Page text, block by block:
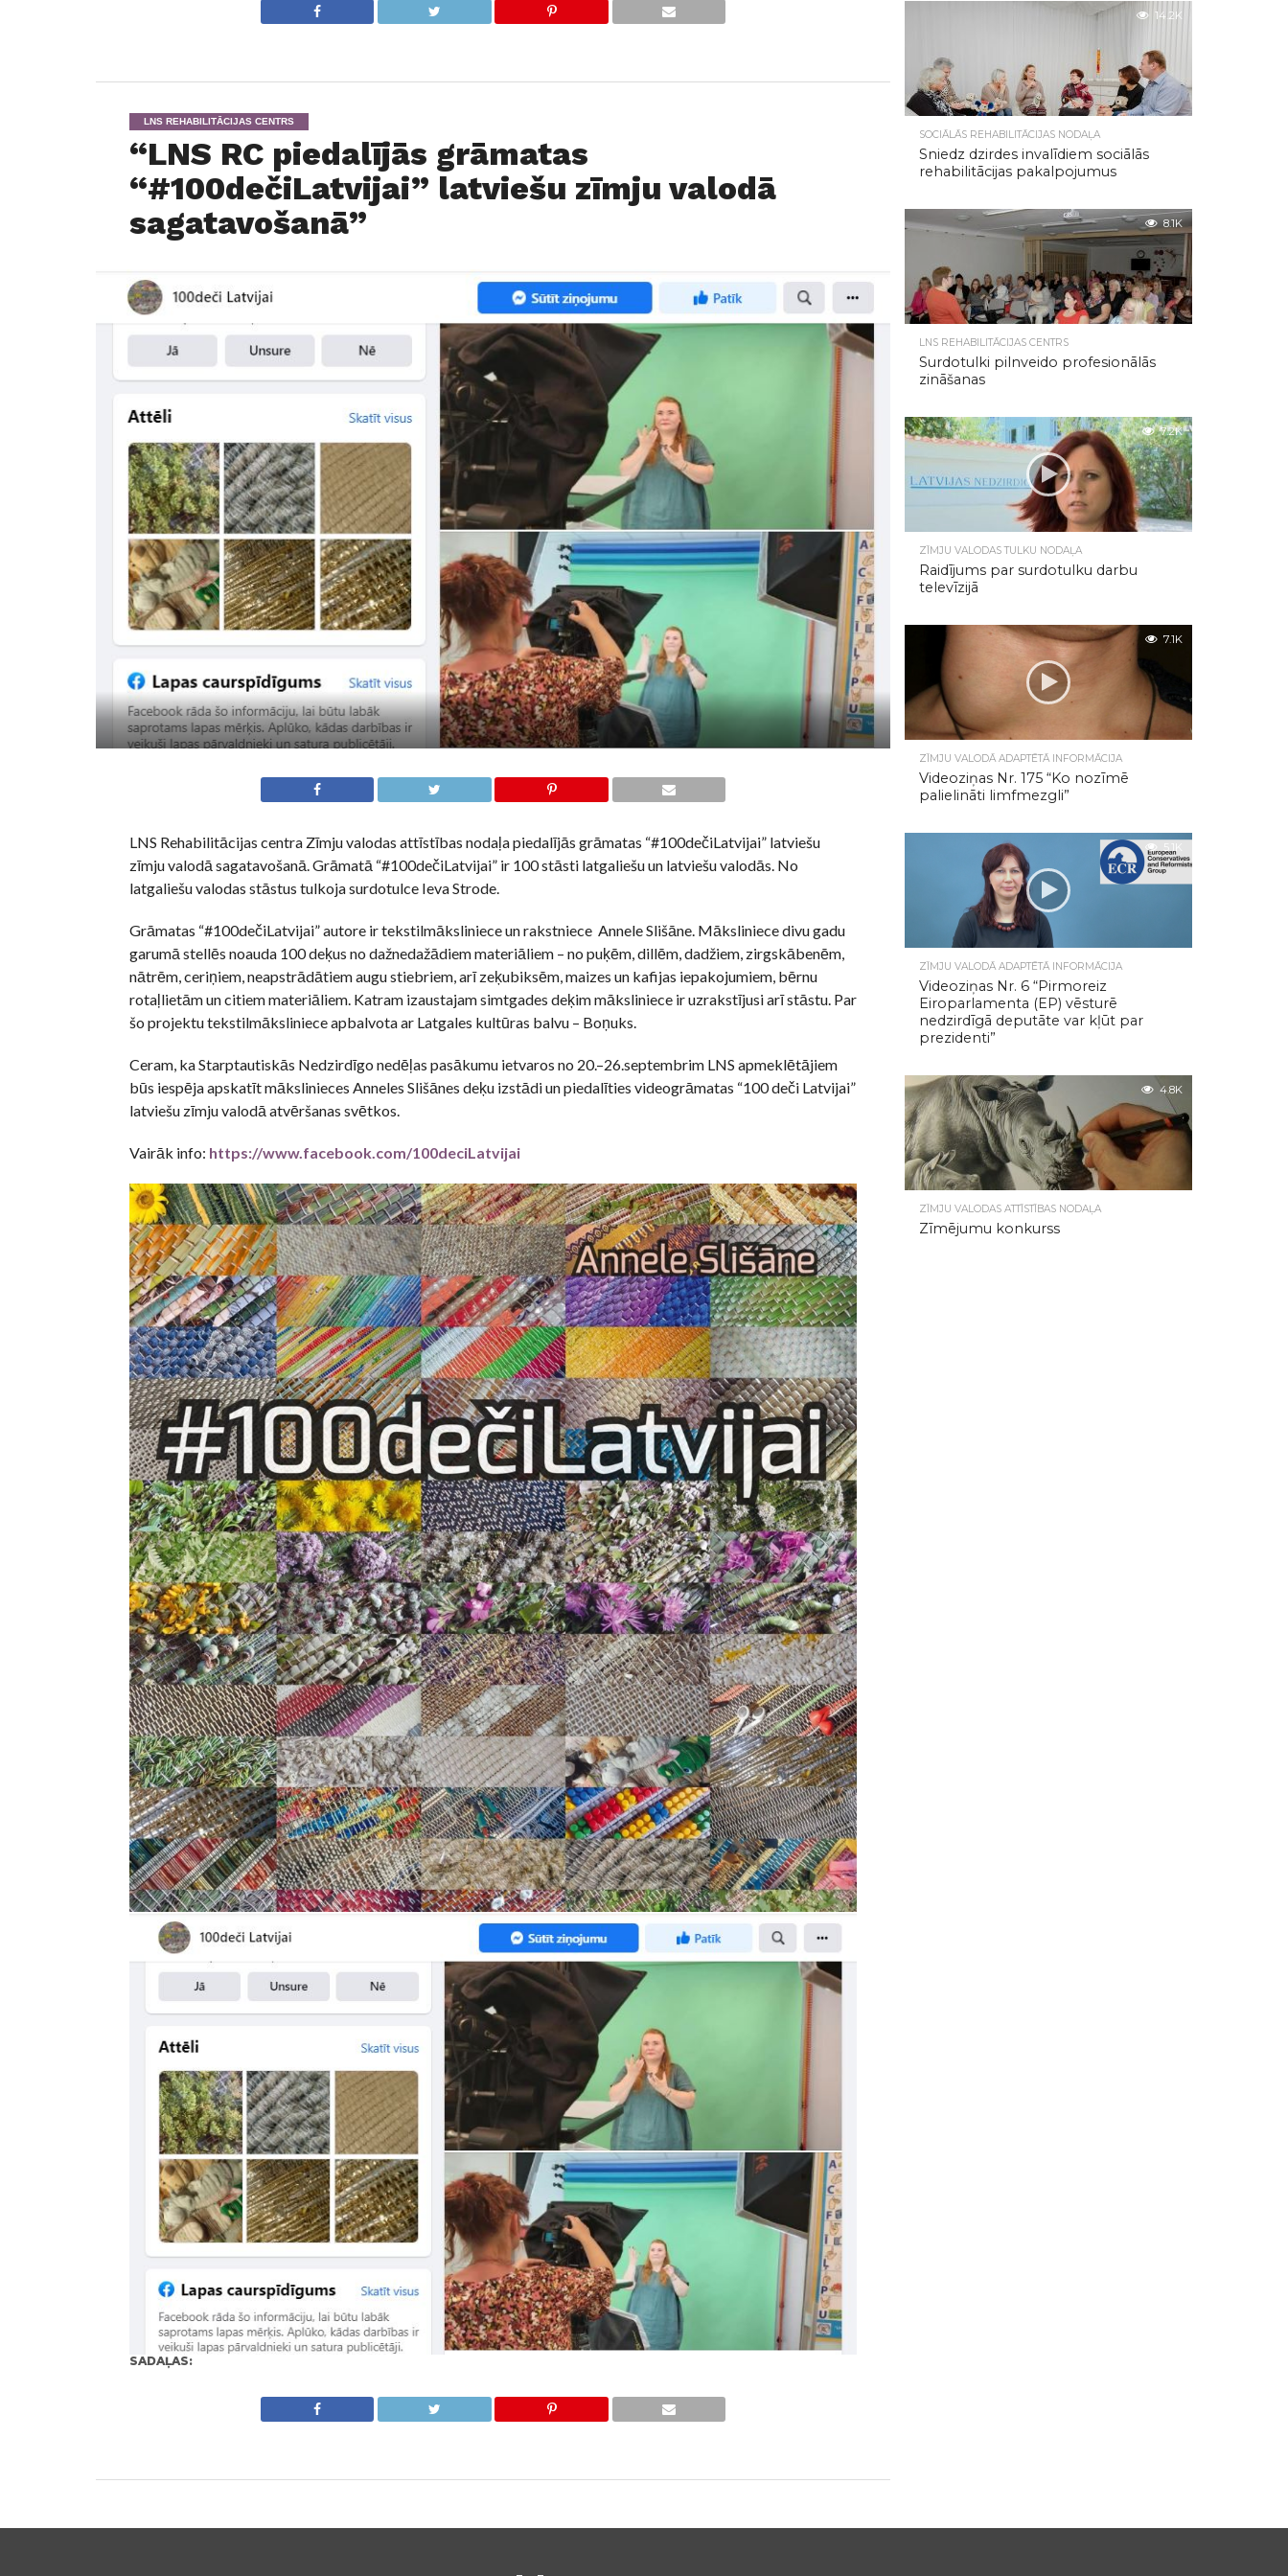
LNS REHABILITĀCIJAS CENTRS
“LNS RC piedalījās grāmatas
“#100dečiLatvijai” latviešu zīmju valodā
sagatavošanā”
LNS Rehabilitācijas centra Zīmju valodas attīstības nodaļa piedalījās grāmatas “#100dečiLatvijai” latviešu
zīmju valodā sagatavošanā. Grāmatā “#100dečiLatvijai” ir 100 stāsti latgaliešu un latviešu valodās. No
latgaliešu valodas stāstus tulkoja surdotulce Ieva Strode.
Grāmatas “#100dečiLatvijai” autore ir tekstilmāksliniece un rakstniece Annele Slišāne. Māksliniece divu gadu
garumā stellēs noauda 100 deķus no dažnedažādiem materiāliem – no puķēm, dillēm, dadžiem, zirgskābenēm,
nātrēm, ceriņiem, neapstrādātiem augu stiebriem, arī zeķubiksēm, maizes un kafijas iepakojumiem, bērnu
rotaļlietām un citiem materiāliem. Katram izaustajam simtgades deķim māksliniece ir uzrakstījusi arī stāstu. Par
šo projektu tekstilmāksliniece apbalvota ar Latgales kultūras balvu – Boņuks.
Ceram, ka Starptautiskās Nedzirdīgo nedēļas pasākumu ietvaros no 20.–26.septembrim LNS apmeklētājiem
būs iespēja apskatīt mākslinieces Anneles Slišānes deķu izstādi un piedalīties videogrāmatas “100 deči Latvijai”
latviešu zīmju valodā atvēršanas svētkos.
Vairāk info: https://www.facebook.com/100deciLatvijai
SADAĻAS:
14.2K
SOCIĀLĀS REHABILITĀCIJAS NODAĻA
Sniedz dzirdes invalīdiem sociālās
rehabilitācijas pakalpojumus
8.1K
LNS REHABILITĀCIJAS CENTRS
Surdotulki pilnveido profesionālās
zināšanas
7.2K
ZĪMJU VALODAS TULKU NODAĻA
Raidījums par surdotulku darbu
televīzijā
7.1K
ZĪMJU VALODĀ ADAPTĒTĀ INFORMĀCIJA
Videoziņas Nr. 175 “Ko nozīmē
palielināti limfmezgli”
5.1K
ZĪMJU VALODĀ ADAPTĒTĀ INFORMĀCIJA
Videoziņas Nr. 6 “Pirmoreiz
Eiroparlamenta (EP) vēsturē
nedzirdīgā deputāte var kļūt par
prezidenti”
4.8K
ZĪMJU VALODAS ATTĪSTĪBAS NODAĻA
Zīmējumu konkurss